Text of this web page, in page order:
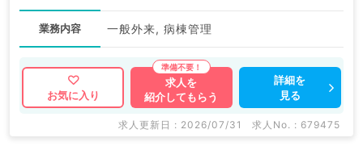
業務内容 一般外来, 病棟管理
お気に入り
求人を
紹介してもらう
詳細を
見る
求人更新日 : 2026/07/31 求人No. : 679475